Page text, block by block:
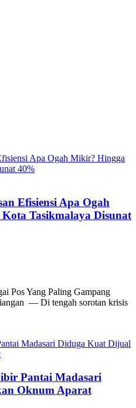
Efisiensi Apa Ogah
Tasikmalaya Disunat
Pos Yang Paling Gampang
— Di tengah sorotan krisis
Pantai Madasari
Oknum Aparat